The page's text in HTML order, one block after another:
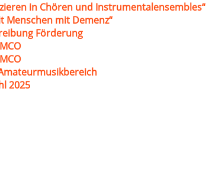
in Chören und Instrumentalensembles“
Menschen mit Demenz“
Förderung
2025